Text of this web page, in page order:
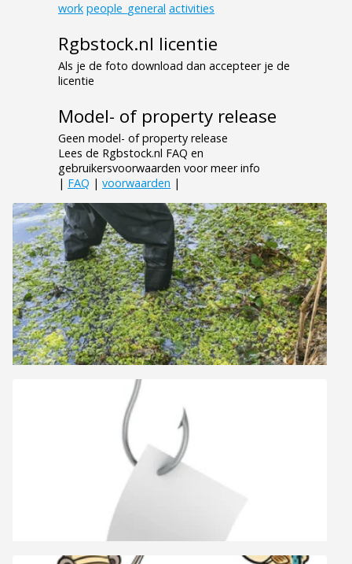
work people_general activities
Rgbstock.nl licentie
Als je de foto download dan accepteer je de
licentie
Model- of property release
Geen model- of property release
Lees de Rgbstock.nl FAQ en
gebruikersvoorwaarden voor meer info
| FAQ | voorwaarden |